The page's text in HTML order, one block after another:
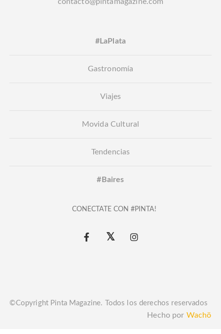
#LaPlata
Gastronomía
Viajes
Movida Cultural
Tendencias
#Baires
CONECTATE CON #PINTA!
©Copyright Pinta Magazine. Todos los derechos reservados
Hecho por Wachö